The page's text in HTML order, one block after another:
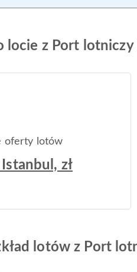
locie z Port
oferty lotów
zł
lotów z Port